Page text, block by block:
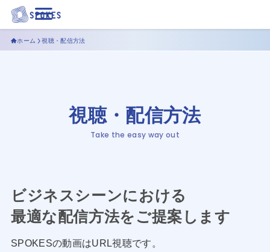
ホーム 視聴・配信方法
視聴・配信方法
ビジネスシーンにおける
最適な配信方法をご提案します
SPOKESの動画はURL視聴です。